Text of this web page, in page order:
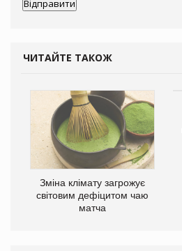
ЧИТАЙТЕ ТАКОЖ
Зміна клімату загрожує
світовим дефіцитом чаю
матча